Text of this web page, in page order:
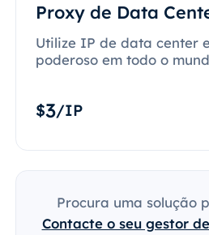
Proxy de Data
Utilize IP de data center
poderoso em todo o
$3/IP
Procura uma solução
Contacte o seu gestor